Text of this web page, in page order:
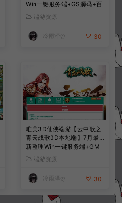
Win一键服务端+GS源码+百
宝阁+在线GM工具+PC客户
端+详细搭建教程
端游资源
冷雨泽ღ 30
唯美3D仙侠端游【云中歌之
青云战歌3D本地端】7月最
新整理Win一键服务端+GM
工具+PC客户端+详细搭建教
端游资源
冷雨泽ღ 30